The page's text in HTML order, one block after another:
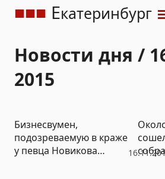
Екатеринбург
Новости дня /
2015
Бизнесвумен,
подозреваемую в краже
у певца Новикова